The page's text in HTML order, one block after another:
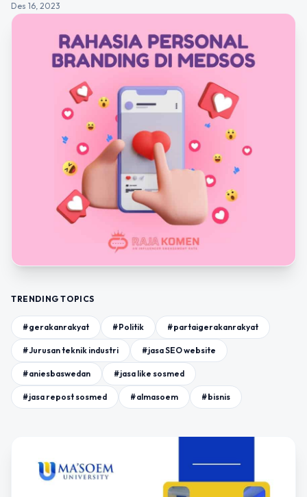
Des 16, 2023
TRENDING TOPICS
#gerakanrakyat #Politik #partaigerakanrakyat
#Jurusan teknik industri #jasa SEO website
#aniesbaswedan #jasa like sosmed
#jasa repost sosmed #almasoem #bisnis